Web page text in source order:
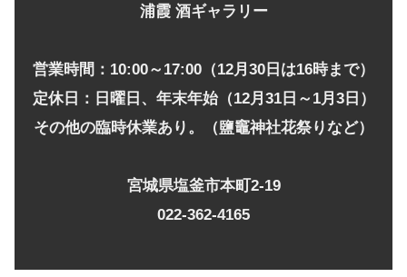
浦霞 酒ギャラリー
営業時間：10:00～17:00（12月30日は16時まで）
定休日：日曜日、年末年始（12月31日～1月3日）
その他の臨時休業あり。（鹽竈神社花祭りなど）
宮城県塩釜市本町2-19
022-362-4165